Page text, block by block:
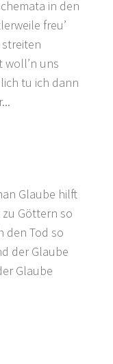
in den
freu’
woll’n uns
tu ich dann
Glaube hilft
Göttern so
den Tod so
der Glaube
Glaube